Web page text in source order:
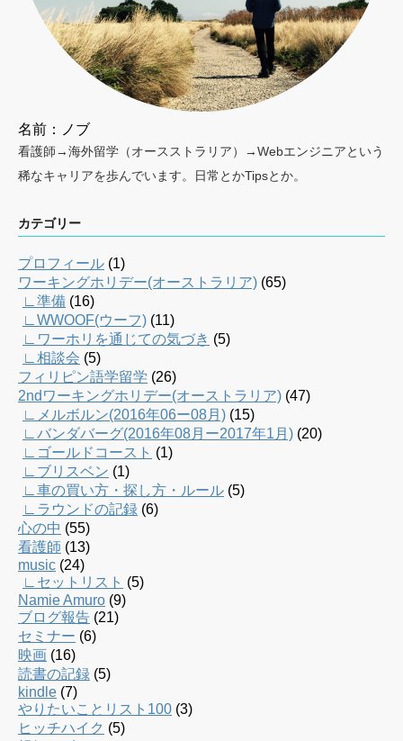
名前：ノブ
看護師→海外留学（オースストラリア）→Webエンジニアという
稀なキャリアを歩んでいます。日常とかTipsとか。
カテゴリー
プロフィール (1)
ワーキングホリデー(オーストラリア) (65)
∟準備 (16)
∟WWOOF(ウーフ) (11)
∟ワーホリを通じての気づき (5)
∟相談会 (5)
フィリピン語学留学 (26)
2ndワーキングホリデー(オーストラリア) (47)
∟メルボルン(2016年06ー08月) (15)
∟バンダバーグ(2016年08月ー2017年1月) (20)
∟ゴールドコースト (1)
∟ブリスベン (1)
∟車の買い方・探し方・ルール (5)
∟ラウンドの記録 (6)
心の中 (55)
看護師 (13)
music (24)
∟セットリスト (5)
Namie Amuro (9)
ブログ報告 (21)
セミナー (6)
映画 (16)
読書の記録 (5)
kindle (7)
やりたいことリスト100 (3)
ヒッチハイク (5)